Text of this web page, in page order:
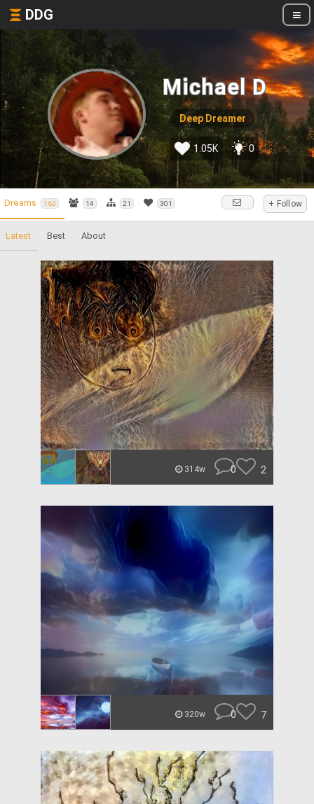
DDG
Michael D
Deep Dreamer
1.05K 0
Dreams 162 14 21 301 + Follow
Latest Best About
314w 0 2
320w 0 7